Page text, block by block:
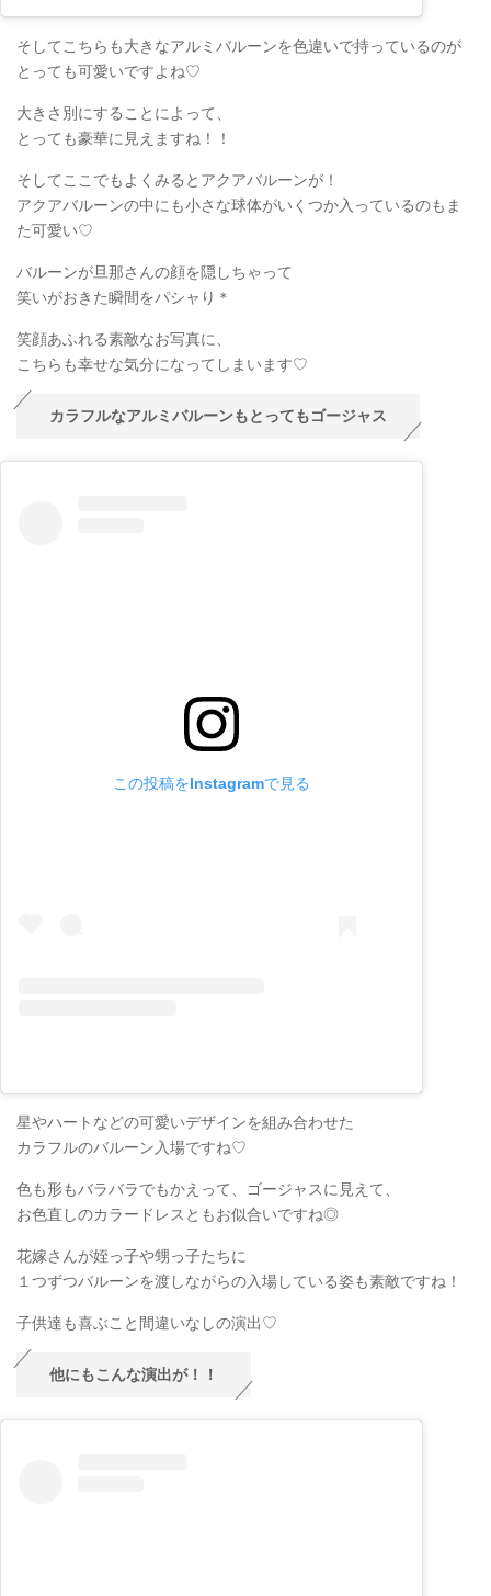
そしてこちらも大きなアルミバルーンを色違いで持っているのが
とっても可愛いですよね♡
大きさ別にすることによって、
とっても豪華に見えますね！！
そしてここでもよくみるとアクアバルーンが！
アクアバルーンの中にも小さな球体がいくつか入っているのもま
た可愛い♡
バルーンが旦那さんの顔を隠しちゃって
笑いがおきた瞬間をパシャり＊
笑顔あふれる素敵なお写真に、
こちらも幸せな気分になってしまいます♡
カラフルなアルミバルーンもとってもゴージャス
この投稿をInstagramで見る
星やハートなどの可愛いデザインを組み合わせた
カラフルのバルーン入場ですね♡
色も形もバラバラでもかえって、ゴージャスに見えて、
お色直しのカラードレスともお似合いですね◎
花嫁さんが姪っ子や甥っ子たちに
１つずつバルーンを渡しながらの入場している姿も素敵ですね！
子供達も喜ぶこと間違いなしの演出♡
他にもこんな演出が！！